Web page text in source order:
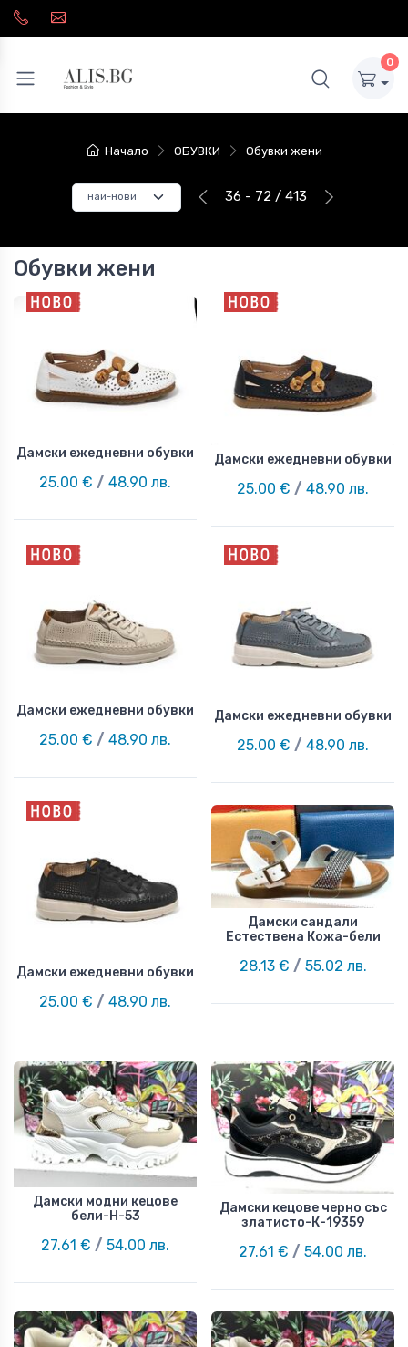
0
Начало ОБУВКИ Обувки жени
36 - 72 / 413
Обувки жени
Дамски ежедневни обувки
25.00 € / 48.90 лв.
Дамски ежедневни обувки
25.00 € / 48.90 лв.
Дамски ежедневни обувки
25.00 € / 48.90 лв.
Дамски ежедневни обувки
25.00 € / 48.90 лв.
Дамски ежедневни обувки
25.00 € / 48.90 лв.
Дамски сандали
Естествена Кожа-бели
28.13 € / 55.02 лв.
Дамски модни кецове
бели-Н-53
27.61 € / 54.00 лв.
Дамски кецове черно със
златисто-К-19359
27.61 € / 54.00 лв.